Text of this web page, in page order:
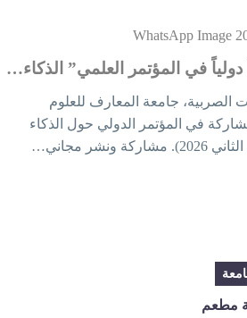
في المؤتمر العلمي” الذكاء…
الصربية، جامعة المعارف للعلوم
في المؤتمر الدولي حول الذكاء
مجاني…
مطعم